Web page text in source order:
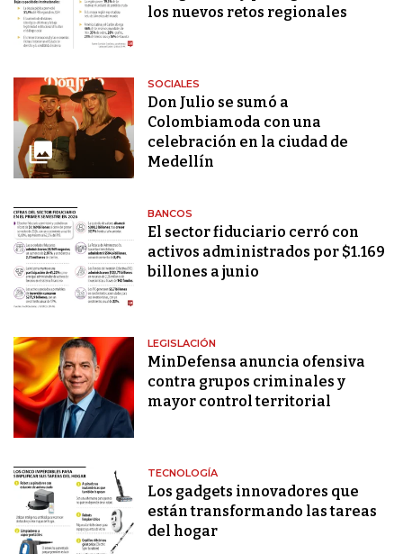
los nuevos retos regionales
SOCIALES
Don Julio se sumó a
Colombiamoda con una
celebración en la ciudad de
Medellín
BANCOS
El sector fiduciario cerró con
activos administrados por $1.169
billones a junio
LEGISLACIÓN
MinDefensa anuncia ofensiva
contra grupos criminales y
mayor control territorial
TECNOLOGÍA
Los gadgets innovadores que
están transformando las tareas
del hogar